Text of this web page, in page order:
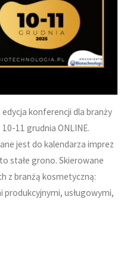
konferencji dla branży
11 grudnia ONLINE.
jest do kalendarza imprez
stałe grono. Skierowane
z branżą kosmetyczną:
produkcyjnymi, usługowymi,